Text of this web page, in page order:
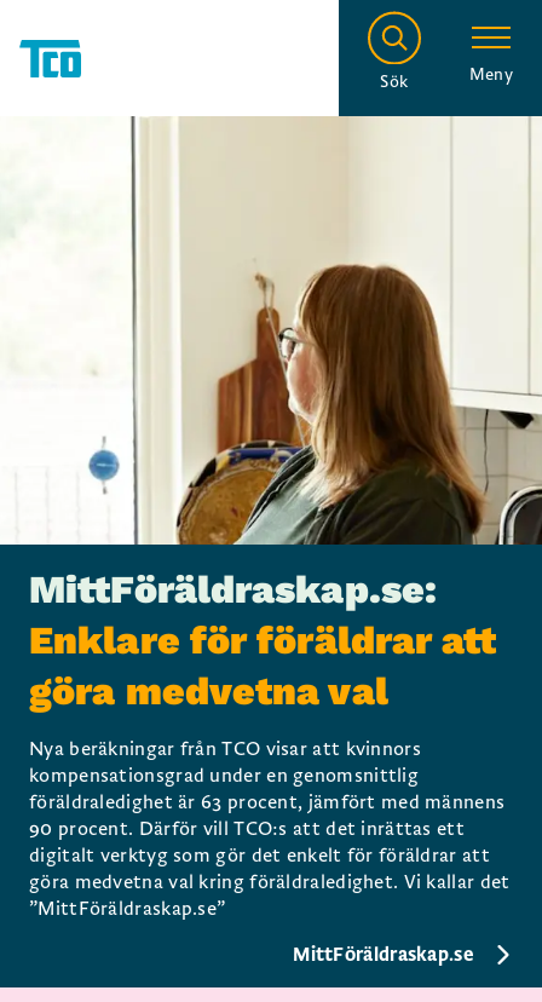
Sök Meny
MittFöräldraskap.se:
Enklare för föräldrar att
göra medvetna val
Nya beräkningar från TCO visar att kvinnors
kompensationsgrad under en genomsnittlig
föräldraledighet är 63 procent, jämfört med männens
90 procent. Därför vill TCO:s att det inrättas ett
digitalt verktyg som gör det enkelt för föräldrar att
göra medvetna val kring föräldraledighet. Vi kallar det
”MittFöräldraskap.se”
MittFöräldraskap.se